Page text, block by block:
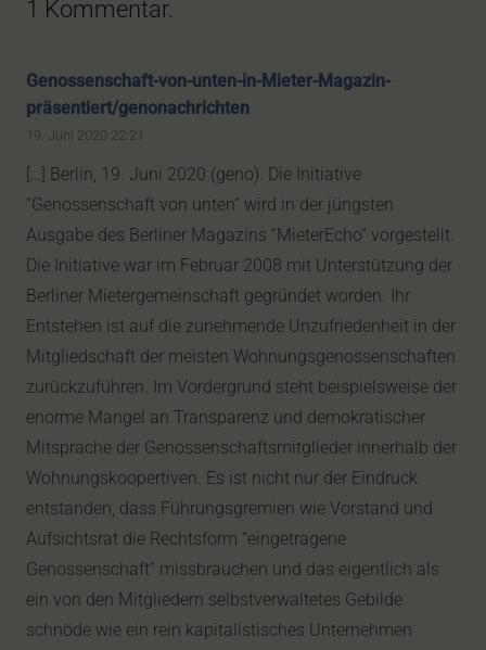
1 Kommentar.
Genossenschaft-von-unten-in-Mieter-Magazin-
präsentiert/genonachrichten
19. Juni 2020 22:21
[…] Berlin, 19. Juni 2020 (geno). Die Initiative
“Genossenschaft von unten” wird in der jüngsten
Ausgabe des Berliner Magazins “MieterEcho” vorgestellt.
Die Initiative war im Februar 2008 mit Unterstützung der
Berliner Mietergemeinschaft gegründet worden. Ihr
Entstehen ist auf die zunehmende Unzufriedenheit in der
Mitgliedschaft der meisten Wohnungsgenossenschaften
zurückzuführen. Im Vordergrund steht beispielsweise der
enorme Mangel an Transparenz und demokratischer
Mitsprache der Genossenschaftsmitglieder innerhalb der
Wohnungskoopertiven. Es ist nicht nur der Eindruck
entstanden, dass Führungsgremien wie Vorstand und
Aufsichtsrat die Rechtsform “eingetragene
Genossenschaft” missbrauchen und das eigentlich als
ein von den Mitgliedern selbstverwaltetes Gebilde
schnöde wie ein rein kapitalistisches Unternehmen